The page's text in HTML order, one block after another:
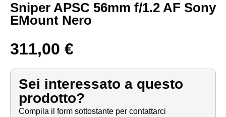
Sniper APSC 56mm f/1.2 AF Sony
EMount Nero
311,00 €
Sei interessato a questo
prodotto?
Compila il form sottostante per contattarci